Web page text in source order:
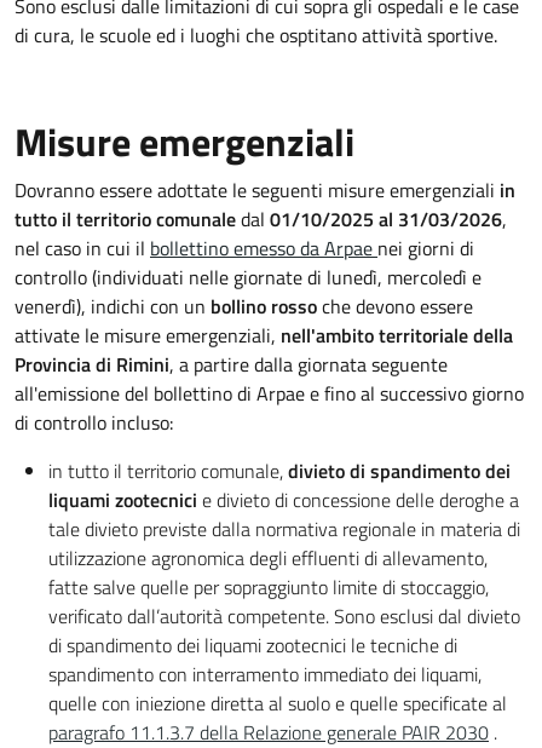
Sono esclusi dalle limitazioni di cui sopra gli ospedali e le case
di cura, le scuole ed i luoghi che osptitano attività sportive.
Misure emergenziali
Dovranno essere adottate le seguenti misure emergenziali in
tutto il territorio comunaledal 01/10/2025 al 31/03/2026,
nel caso in cui il bollettino emesso da Arpae nei giorni di
controllo (individuati nelle giornate di lunedì, mercoledì e
venerdì), indichi con un bollino rossoche devono essere
attivate le misure emergenziali, nell'ambito territoriale della
Provincia di Rimini, a partire dalla giornata seguente
all'emissione del bollettino di Arpae e fino al successivo giorno
di controllo incluso:
in tutto il territorio comunale,divieto di spandimento dei
liquami zootecnici e divieto di concessione delle deroghe a
tale divieto previste dalla normativa regionale in materia di
utilizzazione agronomica degli effluenti di allevamento,
fatte salve quelle per sopraggiunto limite di stoccaggio,
verificato dall’autorità competente. Sono esclusi dal divieto
di spandimento dei liquami zootecnici le tecniche di
spandimento con interramento immediato dei liquami,
quelle con iniezione diretta al suolo e quelle specificate al
paragrafo 11.1.3.7 della Relazione generale PAIR 2030 .